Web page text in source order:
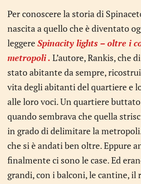
Per conoscere la storia di
nascita a quello che è diventato
leggereSpinacity lights – oltre i
metropoli . L’autore, Rankis, che
stato abitante da sempre,
vita degli abitanti del quartiere e
alle loro voci. Un quartiere
quando sembrava che quella
in grado di delimitare la
che si è andati ben oltre. Eppure
finalmente ci sono le case. Ed
grandi, con i balconi, le cantine, il